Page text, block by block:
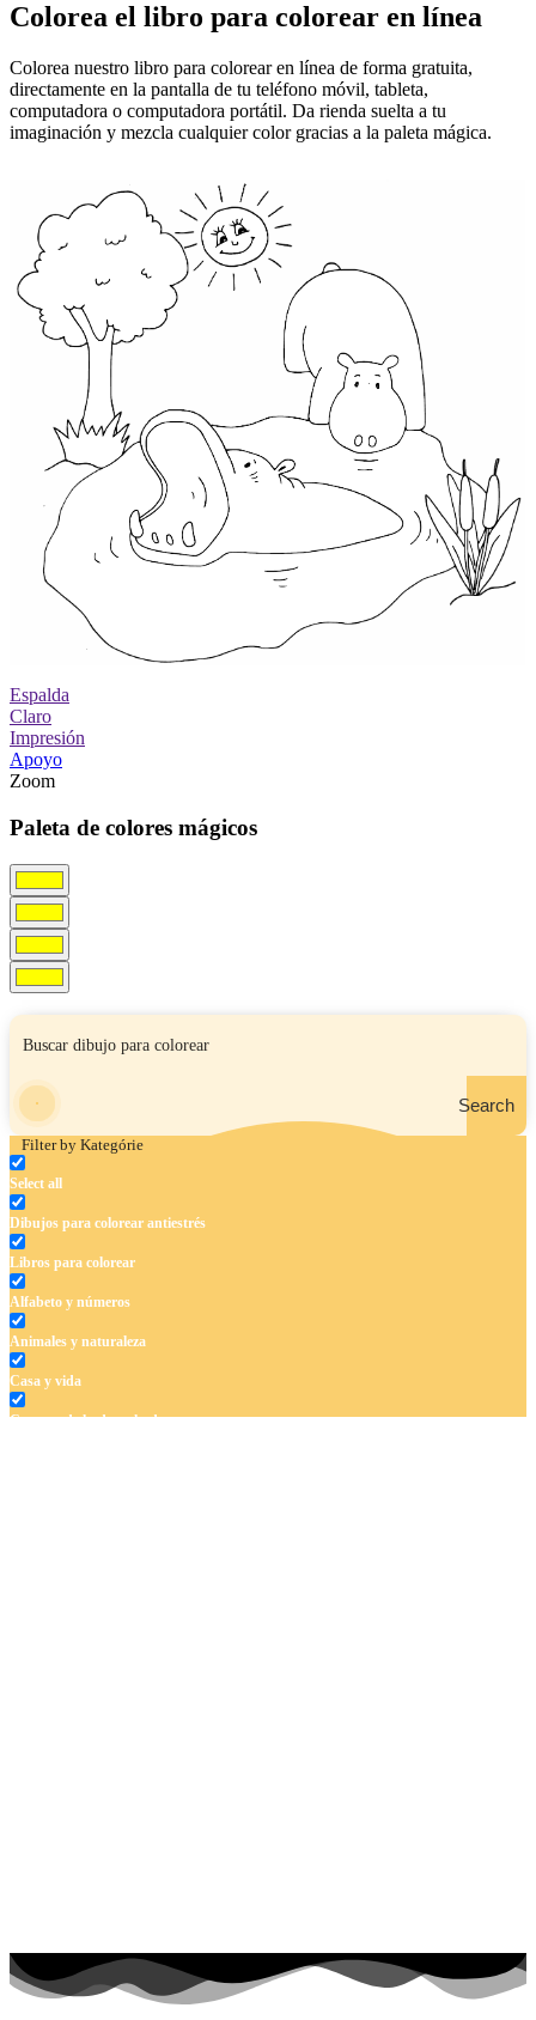
Colorea el libro para colorear en línea
Colorea nuestro libro para colorear en línea de forma gratuita,
directamente en la pantalla de tu teléfono móvil, tableta,
computadora o computadora portátil. Da rienda suelta a tu
imaginación y mezcla cualquier color gracias a la paleta mágica.
Espalda
Claro
Impresión
Apoyo
Zoom
Paleta de colores mágicos
Search
Filter by Kategórie
Select all
Dibujos para colorear antiestrés
Libros para colorear
Alfabeto y números
Animales y naturaleza
Casa y vida
Cuentos de hadas y hadas
Transporte